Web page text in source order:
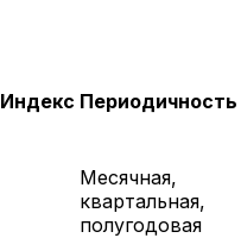
Индекс Периодичность
Месячная,
квартальная,
полугодовая